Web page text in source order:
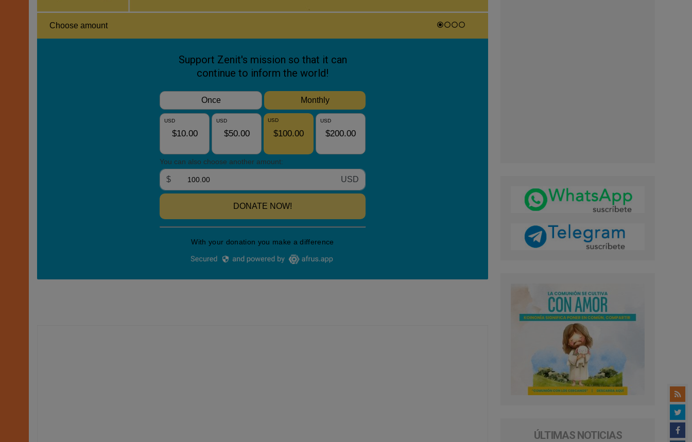
ÚLTIMAS NOTICIAS